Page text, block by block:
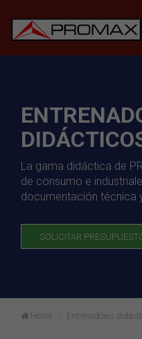
La gama didáctica de
de consumo e
documentación técnica
SOLICITAR
Home Entrenadores